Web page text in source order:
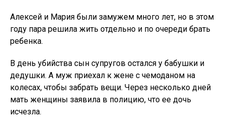
Алексей и Мария были замужем много лет, но в этом
году пара решила жить отдельно и по очереди брать
ребенка.
В день убийства сын супругов остался у бабушки и
дедушки. А муж приехал к жене с чемоданом на
колесах, чтобы забрать вещи. Через несколько дней
мать женщины заявила в полицию, что ее дочь
исчезла.